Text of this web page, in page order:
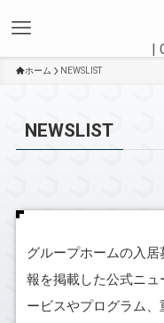
|
ホーム NEWSLIST
NEWSLIST
グループホームの入
報を掲載した公式ニ
ービスやプログラム